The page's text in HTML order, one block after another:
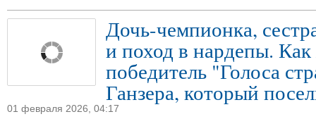
Дочь-чемпионка,
и поход в нардепы.
победитель "Голоса
Ганзера, который
01 февраля 2026, 04:17